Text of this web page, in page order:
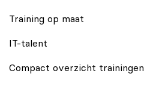
Training op maat
IT-talent
Compact overzicht trainingen